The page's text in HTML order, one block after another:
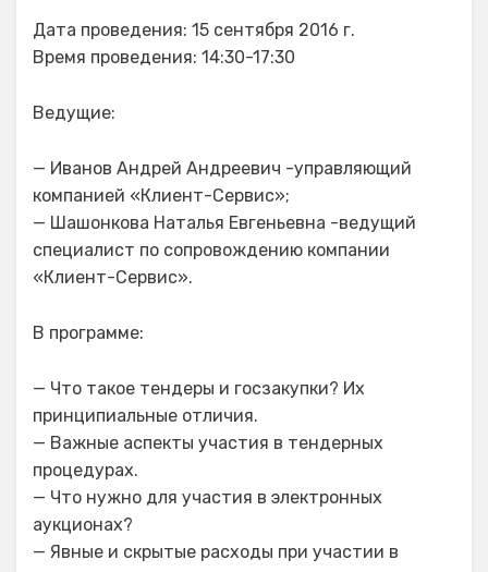
Дата проведения: 15 сентября 2016 г.
Время проведения: 14:30-17:30
Ведущие:
— Иванов Андрей Андреевич -управляющий
компанией «Клиент-Сервис»;
— Шашонкова Наталья Евгеньевна -ведущий
специалист по сопровождению компании
«Клиент-Сервис».
В программе:
— Что такое тендеры и госзакупки? Их
принципиальные отличия.
— Важные аспекты участия в тендерных
процедурах.
— Что нужно для участия в электронных
аукционах?
— Явные и скрытые расходы при участии в